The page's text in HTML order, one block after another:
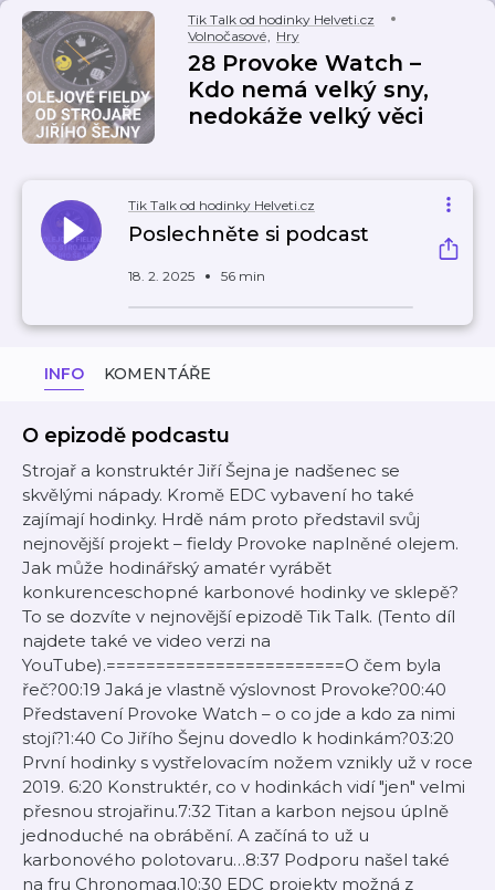
Tik Talk od hodinky Helveti.cz
Volnočasové, Hry
28 Provoke Watch –
Kdo nemá velký sny,
nedokáže velký věci
Tik Talk od hodinky Helveti.cz
Poslechněte si podcast
18. 2. 2025 56 min
INFO KOMENTÁŘE
O epizodě podcastu
Strojař a konstruktér Jiří Šejna je nadšenec se
skvělými nápady. Kromě EDC vybavení ho také
zajímají hodinky. Hrdě nám proto představil svůj
nejnovější projekt – fieldy Provoke naplněné olejem.
Jak může hodinářský amatér vyrábět
konkurenceschopné karbonové hodinky ve sklepě?
To se dozvíte v nejnovější epizodě Tik Talk. (Tento díl
najdete také ve video verzi na
YouTube).========================O čem byla
řeč?00:19 Jaká je vlastně výslovnost Provoke?00:40
Představení Provoke Watch – o co jde a kdo za nimi
stojí?1:40 Co Jiřího Šejnu dovedlo k hodinkám?03:20
První hodinky s vystřelovacím nožem vznikly už v roce
2019. 6:20 Konstruktér, co v hodinkách vidí "jen" velmi
přesnou strojařinu.7:32 Titan a karbon nejsou úplně
jednoduché na obrábění. A začíná to už u
karbonového polotovaru…8:37 Podporu našel také
na fru Chronomag.10:30 EDC projekty možná z